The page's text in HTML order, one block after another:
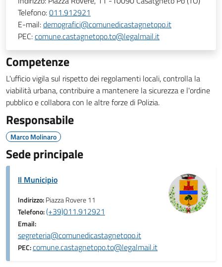
Telefono:011.912921
E-mail:demografici@comunedicastagnetopo.it
PEC:comune.castagnetopo.to@legalmail.it
Competenze
L'ufficio vigila sul rispetto dei regolamenti locali, controlla la
viabilità urbana, contribuire a mantenere la sicurezza e l'ordine
pubblico e collabora con le altre forze di Polizia.
Responsabile
Marco Molinaro
Sede principale
Il Municipio
Indirizzo:Piazza Rovere 11
Telefono:(+39)011.912921
Email:
segreteria@comunedicastagnetopo.it
PEC:comune.castagnetopo.to@legalmail.it